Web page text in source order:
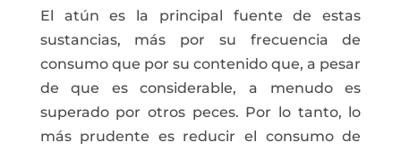
El atún es la principal fuente de estas
sustancias, más por su frecuencia de
consumo que por su contenido que, a pesar
de que es considerable, a menudo es
superado por otros peces. Por lo tanto, lo
más prudente es reducir el consumo de